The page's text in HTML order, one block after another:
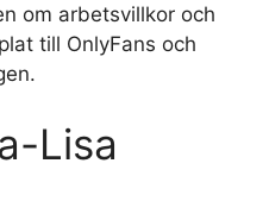
om arbetsvillkor och
till OnlyFans och
Lisa